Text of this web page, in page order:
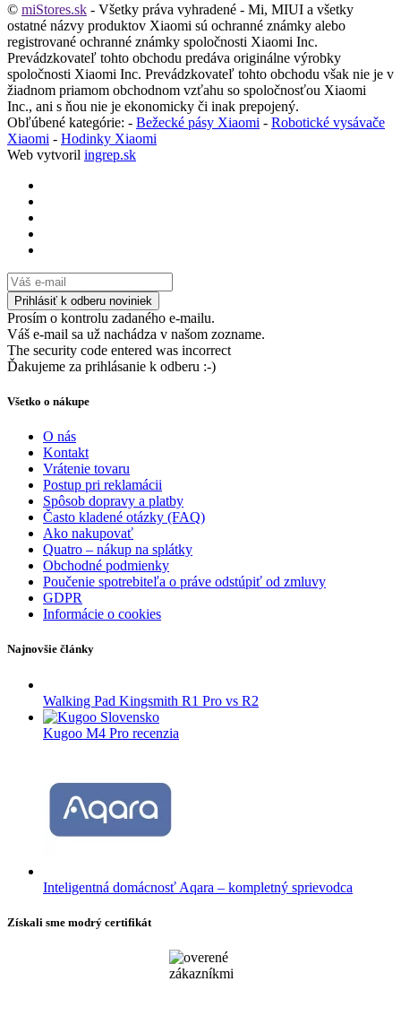
© miStores.sk - Všetky práva vyhradené - Mi, MIUI a všetky
ostatné názvy produktov Xiaomi sú ochranné známky alebo
registrované ochranné známky spoločnosti Xiaomi Inc.
Prevádzkovateľ tohto obchodu predáva originálne výrobky
spoločnosti Xiaomi Inc. Prevádzkovateľ tohto obchodu však nie je v
žiadnom priamom obchodnom vzťahu so spoločnosťou Xiaomi
Inc., ani s ňou nie je ekonomicky či inak prepojený.
Obľúbené kategórie: - Bežecké pásy Xiaomi - Robotické vysávače
Xiaomi - Hodinky Xiaomi
Web vytvoril ingrep.sk
Prosím o kontrolu zadaného e-mailu.
Váš e-mail sa už nachádza v našom zozname.
The security code entered was incorrect
Ďakujeme za prihlásanie k odberu :-)
Všetko o nákupe
O nás
Kontakt
Vrátenie tovaru
Postup pri reklamácii
Spôsob dopravy a platby
Často kladené otázky (FAQ)
Ako nakupovať
Quatro – nákup na splátky
Obchodné podmienky
Poučenie spotrebiteľa o práve odstúpiť od zmluvy
GDPR
Informácie o cookies
Najnovšie články
Walking Pad Kingsmith R1 Pro vs R2
Kugoo M4 Pro recenzia
Inteligentná domácnosť Aqara – kompletný sprievodca
Získali sme modrý certifikát